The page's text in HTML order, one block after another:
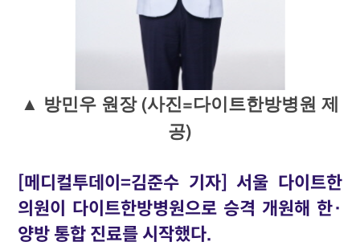
▲ 방민우 원장 (사진=다이트한방병원 제
공)
[메디컬투데이=김준수 기자] 서울 다이트한
의원이 다이트한방병원으로 승격 개원해 한·
양방 통합 진료를 시작했다.